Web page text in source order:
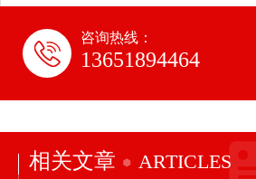
咨询热线：
13651894464
相关文章 ARTICLES